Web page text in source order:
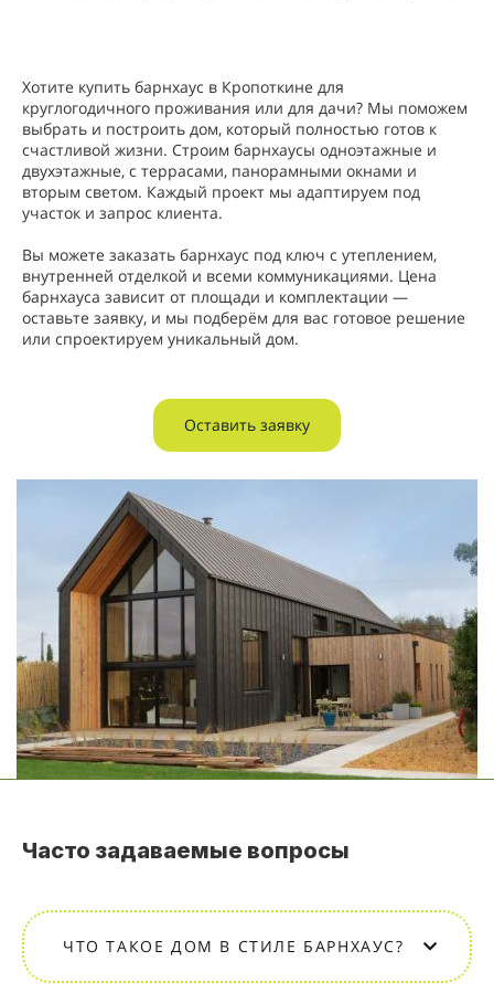
Хотите купить барнхаус в Кропоткине для
круглогодичного проживания или для дачи? Мы поможем
выбрать и построить дом, который полностью готов к
счастливой жизни. Строим барнхаусы одноэтажные и
двухэтажные, с террасами, панорамными окнами и
вторым светом. Каждый проект мы адаптируем под
участок и запрос клиента.
Вы можете заказать барнхаус под ключ с утеплением,
внутренней отделкой и всеми коммуникациями. Цена
барнхауса зависит от площади и комплектации —
оставьте заявку, и мы подберём для вас готовое решение
или спроектируем уникальный дом.
Оставить заявку
Часто задаваемые вопросы
ЧТО ТАКОЕ ДОМ В СТИЛЕ БАРНХАУС?